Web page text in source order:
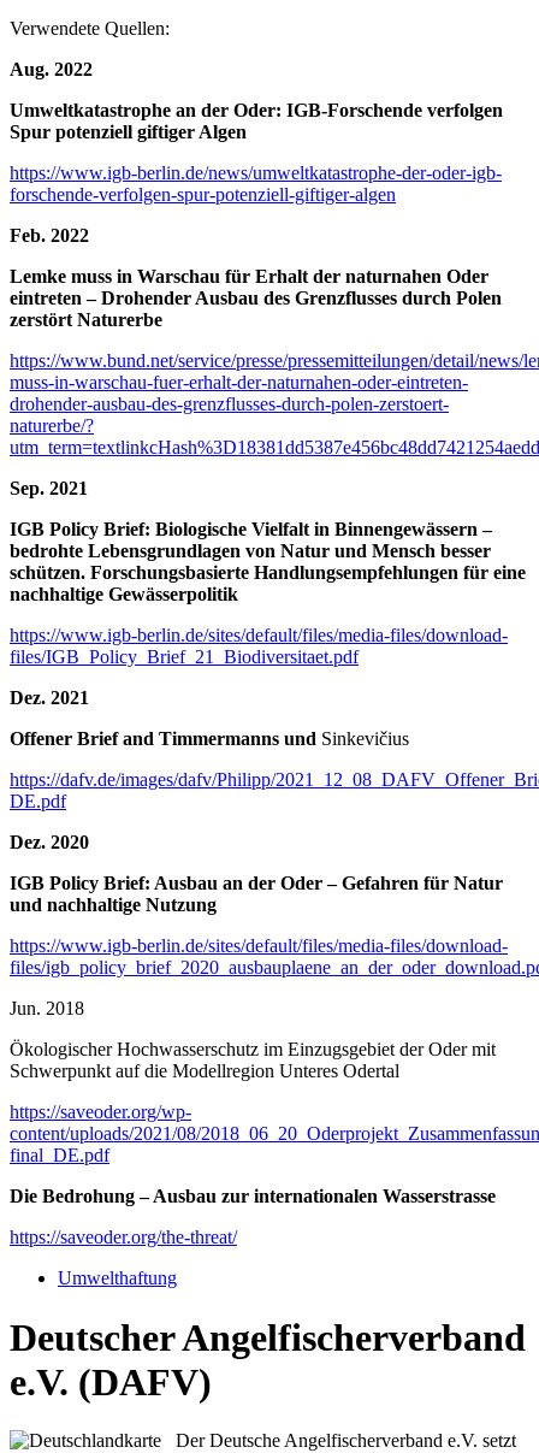
Verwendete Quellen:
Aug. 2022
Umweltkatastrophe an der Oder: IGB-Forschende verfolgen
Spur potenziell giftiger Algen
https://www.igb-berlin.de/news/umweltkatastrophe-der-oder-igb-
forschende-verfolgen-spur-potenziell-giftiger-algen
Feb. 2022
Lemke muss in Warschau für Erhalt der naturnahen Oder
eintreten – Drohender Ausbau des Grenzflusses durch Polen
zerstört Naturerbe
https://www.bund.net/service/presse/pressemitteilungen/detail/news/
muss-in-warschau-fuer-erhalt-der-naturnahen-oder-eintreten-
drohender-ausbau-des-grenzflusses-durch-polen-zerstoert-
naturerbe/?
utm_term=textlinkcHash%3D18381dd5387e456bc48dd7421254aedd
Sep. 2021
IGB Policy Brief: Biologische Vielfalt in Binnengewässern –
bedrohte Lebensgrundlagen von Natur und Mensch besser
schützen. Forschungsbasierte Handlungsempfehlungen für eine
nachhaltige Gewässerpolitik
https://www.igb-berlin.de/sites/default/files/media-files/download-
files/IGB_Policy_Brief_21_Biodiversitaet.pdf
Dez. 2021
Offener Brief and Timmermanns und Sinkevičius
https://dafv.de/images/dafv/Philipp/
DE.pdf
Dez. 2020
IGB Policy Brief: Ausbau an der Oder – Gefahren für Natur
und nachhaltige Nutzung
https://www.igb-berlin.de/sites/default/files/media-files/download-
files/
Jun. 2018
Ökologischer Hochwasserschutz im Einzugsgebiet der Oder mit
Schwerpunkt auf die Modellregion Unteres Odertal
https://saveoder.org/wp-
content/uploads/2021/08/
final_DE.pdf
Die Bedrohung – Ausbau zur internationalen Wasserstrasse
https://saveoder.org/the-threat/
Umwelthaftung
Deutscher Angelfischerverband
e.V. (DAFV)
Der Deutsche Angelfischerverband e.V. setzt